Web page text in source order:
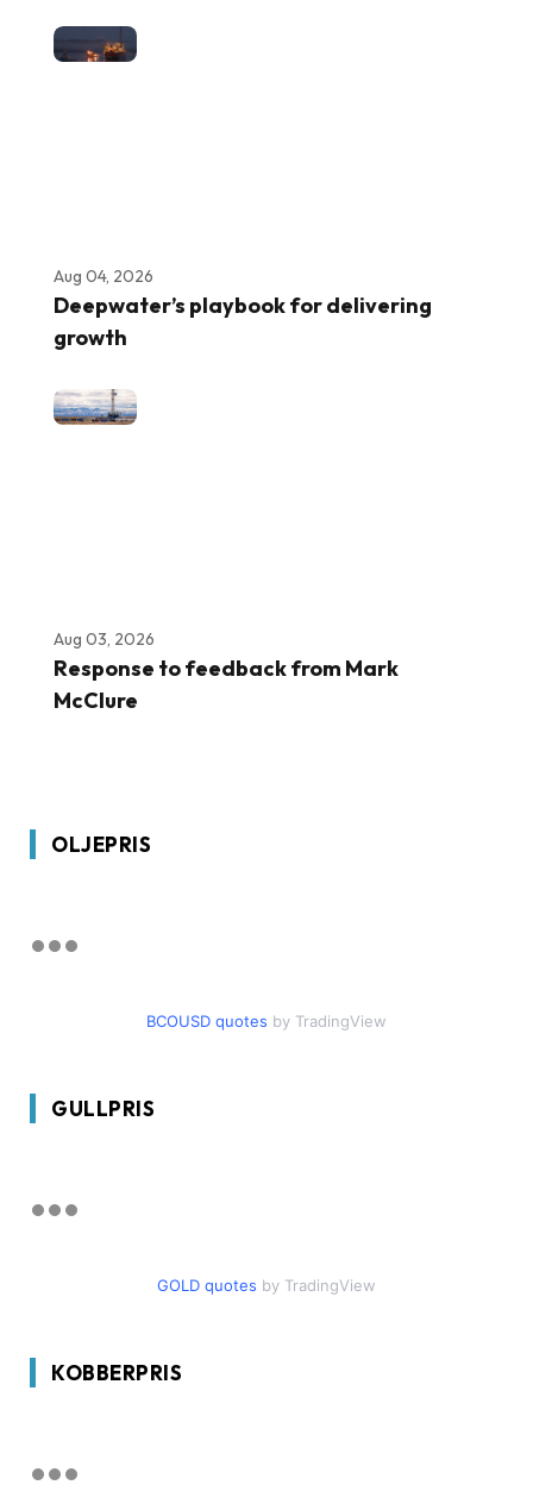
Aug 04, 2026
Deepwater’s playbook for delivering
growth
Aug 03, 2026
Response to feedback from Mark
McClure
OLJEPRIS
BCOUSD quotes by TradingView
GULLPRIS
GOLD quotes by TradingView
KOBBERPRIS